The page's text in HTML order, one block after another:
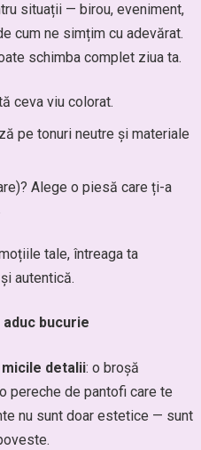
situații — birou, eveniment,
cum ne simțim cu adevărat.
schimba complet ziua ta.
ceva viu colorat.
pe tonuri neutre și materiale
Alege o piesă care ți-a
tale, întreaga ta
autentică.
bucurie
micile detalii: o broșă
pereche de pantofi care te
nu sunt doar estetice — sunt